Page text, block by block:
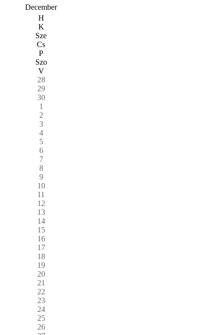
December
H
K
Sze
Cs
P
Szo
V
28
29
30
1
2
3
4
5
6
7
8
9
10
11
12
13
14
15
16
17
18
19
20
21
22
23
24
25
26